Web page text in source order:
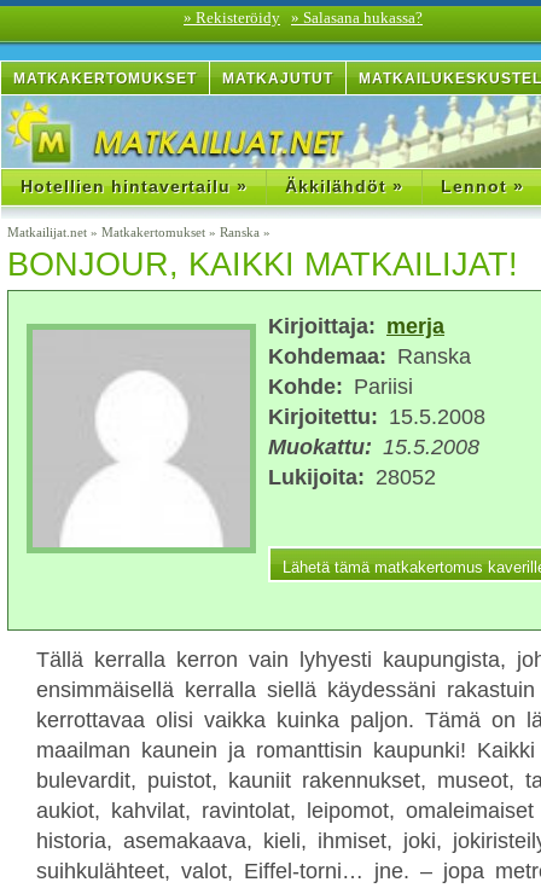
» Rekisteröidy » Salasana hukassa?
MATKAKERTOMUKSET MATKAJUTUT
Hotellien hintavertailu » Äkkilähdöt » Lennot »
Matkailijat.net » Matkakertomukset » Ranska »
BONJOUR, KAIKKI MATKAILIJAT!
Kirjoittaja: merja
Kohdemaa: Ranska
Kohde: Pariisi
Kirjoitettu: 15.5.2008
Muokattu: 15.5.2008
Lukijoita: 28052
Tällä kerralla kerron vain lyhyesti kaupungista,
ensimmäisellä kerralla siellä käydessäni
kerrottavaa olisi vaikka kuinka paljon. Tämä on
maailman kaunein ja romanttisin kaupunki!
bulevardit, puistot, kauniit rakennukset, museot,
aukiot, kahvilat, ravintolat, leipomot, omaleimaiset
historia, asemakaava, kieli, ihmiset, joki,
suihkulähteet, valot, Eiffel-torni… jne. – jopa